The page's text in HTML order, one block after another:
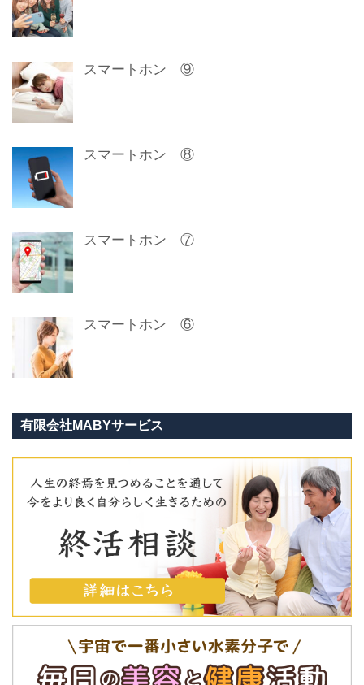
スマートホン ⑨
スマートホン ⑧
スマートホン ⑦
スマートホン ⑥
有限会社MABYサービス